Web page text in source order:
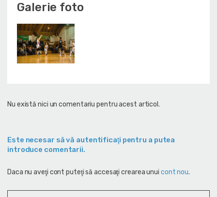
Galerie foto
Nu există nici un comentariu pentru acest articol.
Este necesar să vă autentificaţi pentru a putea
introduce comentarii.
Daca nu aveţi cont puteţi să accesaţi crearea unui cont nou.